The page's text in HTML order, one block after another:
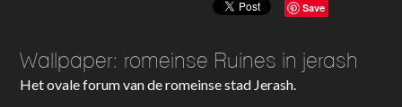
Save
Wallpaper: romeinse Ruines in jerash
Het ovale forum van de romeinse stad Jerash.